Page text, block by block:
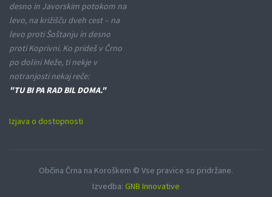
desno in Javorskim potokom na
levo, na križišču dveh cest – na
levo proti Šoštanju in desno
proti Koprivni. Ko prideš v Črno
po dolini Meže, ti nekje v
notranjosti nekaj reče:
"TU BI PA RAD BIL DOMA."
Izjava o dostopnosti
Občina Črna na Koroškem © Vse pravice so pridržane.
Izvedba: GNB Innovative